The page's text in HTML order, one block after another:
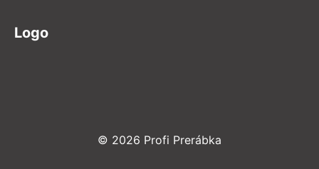
Logo
© 2026 Profi Prerábka